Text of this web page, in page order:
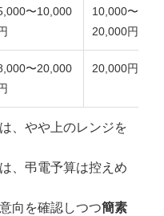
〜10,000
10,000〜
20,000円
〜20,000
20,000円〜
、やや上のレンジを
、弔電予算は控えめ
向を確認しつつ簡素